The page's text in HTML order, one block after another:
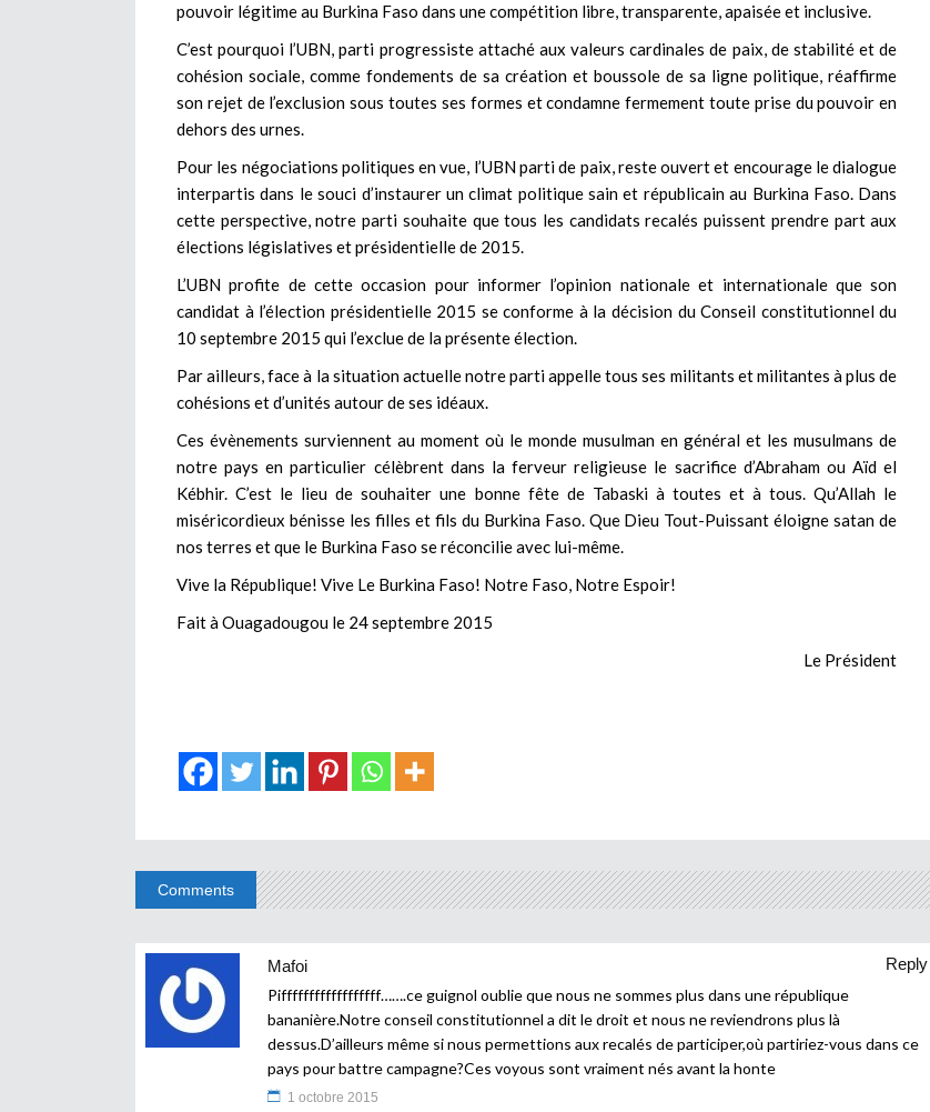
pouvoir légitime au Burkina Faso dans une compétition libre, transparente, apaisée et inclusive.
C’est pourquoi l’UBN, parti progressiste attaché aux valeurs cardinales de paix, de stabilité et de
cohésion sociale, comme fondements de sa création et boussole de sa ligne politique, réaffirme
son rejet de l’exclusion sous toutes ses formes et condamne fermement toute prise du pouvoir en
dehors des urnes.
Pour les négociations politiques en vue, l’UBN parti de paix, reste ouvert et encourage le dialogue
interpartis dans le souci d’instaurer un climat politique sain et républicain au Burkina Faso. Dans
cette perspective, notre parti souhaite que tous les candidats recalés puissent prendre part aux
élections législatives et présidentielle de 2015.
L’UBN profite de cette occasion pour informer l’opinion nationale et internationale que son
candidat à l’élection présidentielle 2015 se conforme à la décision du Conseil constitutionnel du
10 septembre 2015 qui l’exclue de la présente élection.
Par ailleurs, face à la situation actuelle notre parti appelle tous ses militants et militantes à plus de
cohésions et d’unités autour de ses idéaux.
Ces évènements surviennent au moment où le monde musulman en général et les musulmans de
notre pays en particulier célèbrent dans la ferveur religieuse le sacrifice d’Abraham ou Aïd el
Kébhir. C’est le lieu de souhaiter une bonne fête de Tabaski à toutes et à tous. Qu’Allah le
miséricordieux bénisse les filles et fils du Burkina Faso. Que Dieu Tout-Puissant éloigne satan de
nos terres et que le Burkina Faso se réconcilie avec lui-même.
Vive la République! Vive Le Burkina Faso! Notre Faso, Notre Espoir!
Fait à Ouagadougou le 24 septembre 2015
Le Président
Comments
Mafoi
Reply
Piffffffffffffffffff…….ce guignol oublie que nous ne sommes plus dans une république
bananière.Notre conseil constitutionnel a dit le droit et nous ne reviendrons plus là
dessus.D’ailleurs même si nous permettions aux recalés de participer,où partiriez-vous dans ce
pays pour battre campagne?Ces voyous sont vraiment nés avant la honte
1 octobre 2015